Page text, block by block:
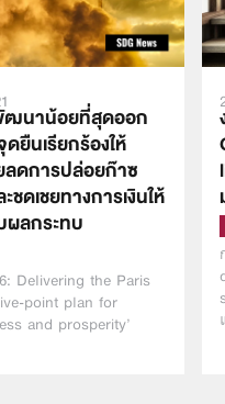
ฒนาน้อยที่สุดออก
ยืนเรียกร้องให้
ลดการปล่อยก๊าซ
ชดเชยทางการเงินให้
ผลกระทบ
Delivering the Paris
point plan for
and prosperity’